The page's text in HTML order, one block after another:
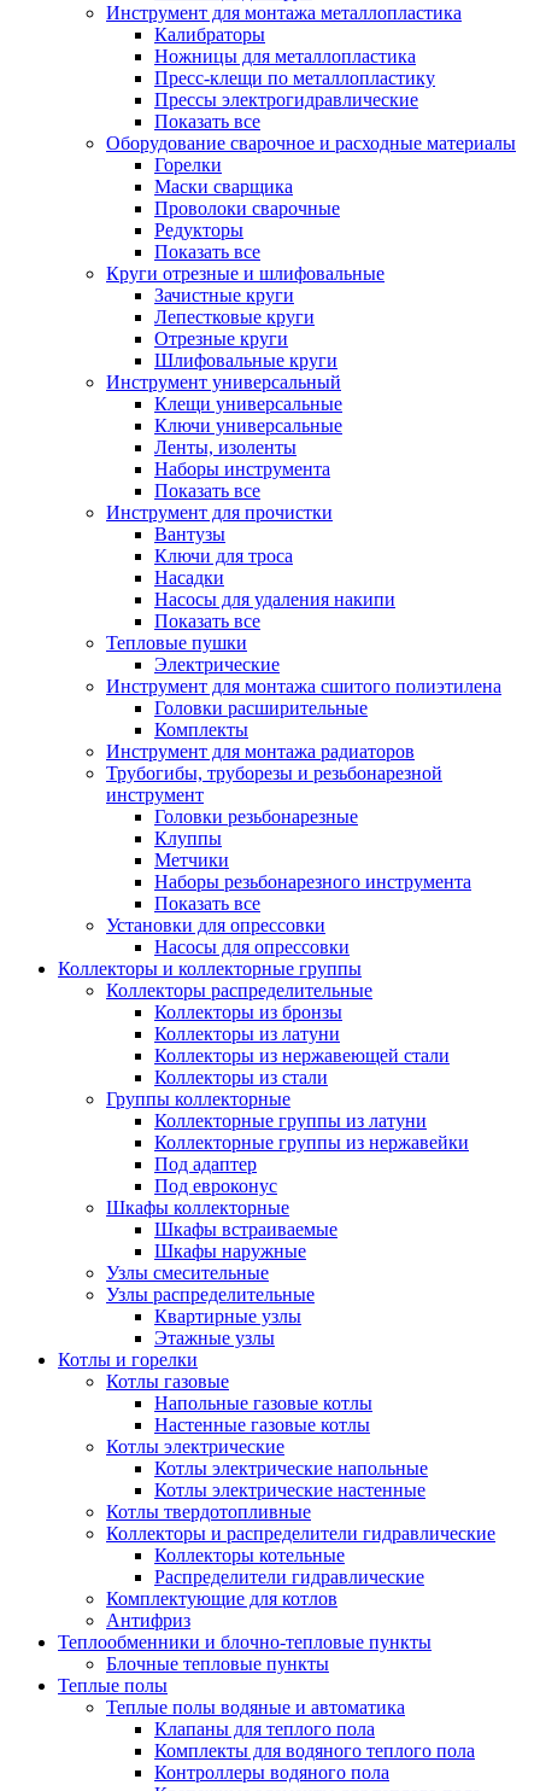
Инструмент для монтажа металлопластика
Калибраторы
Ножницы для металлопластика
Пресс-клещи по металлопластику
Прессы электрогидравлические
Показать все
Оборудование сварочное и расходные материалы
Горелки
Маски сварщика
Проволоки сварочные
Редукторы
Показать все
Круги отрезные и шлифовальные
Зачистные круги
Лепестковые круги
Отрезные круги
Шлифовальные круги
Инструмент универсальный
Клещи универсальные
Ключи универсальные
Ленты, изоленты
Наборы инструмента
Показать все
Инструмент для прочистки
Вантузы
Ключи для троса
Насадки
Насосы для удаления накипи
Показать все
Тепловые пушки
Электрические
Инструмент для монтажа сшитого полиэтилена
Головки расширительные
Комплекты
Инструмент для монтажа радиаторов
Трубогибы, труборезы и резьбонарезной
инструмент
Головки резьбонарезные
Клуппы
Метчики
Наборы резьбонарезного инструмента
Показать все
Установки для опрессовки
Насосы для опрессовки
Коллекторы и коллекторные группы
Коллекторы распределительные
Коллекторы из бронзы
Коллекторы из латуни
Коллекторы из нержавеющей стали
Коллекторы из стали
Группы коллекторные
Коллекторные группы из латуни
Коллекторные группы из нержавейки
Под адаптер
Под евроконус
Шкафы коллекторные
Шкафы встраиваемые
Шкафы наружные
Узлы смесительные
Узлы распределительные
Квартирные узлы
Этажные узлы
Котлы и горелки
Котлы газовые
Напольные газовые котлы
Настенные газовые котлы
Котлы электрические
Котлы электрические напольные
Котлы электрические настенные
Котлы твердотопливные
Коллекторы и распределители гидравлические
Коллекторы котельные
Распределители гидравлические
Комплектующие для котлов
Антифриз
Теплообменники и блочно-тепловые пункты
Блочные тепловые пункты
Теплые полы
Теплые полы водяные и автоматика
Клапаны для теплого пола
Комплекты для водяного теплого пола
Контроллеры водяного пола